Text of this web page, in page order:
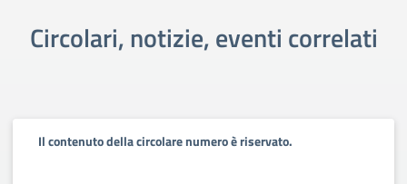
Circolari, notizie, eventi correlati
Il contenuto della circolare numero è riservato.